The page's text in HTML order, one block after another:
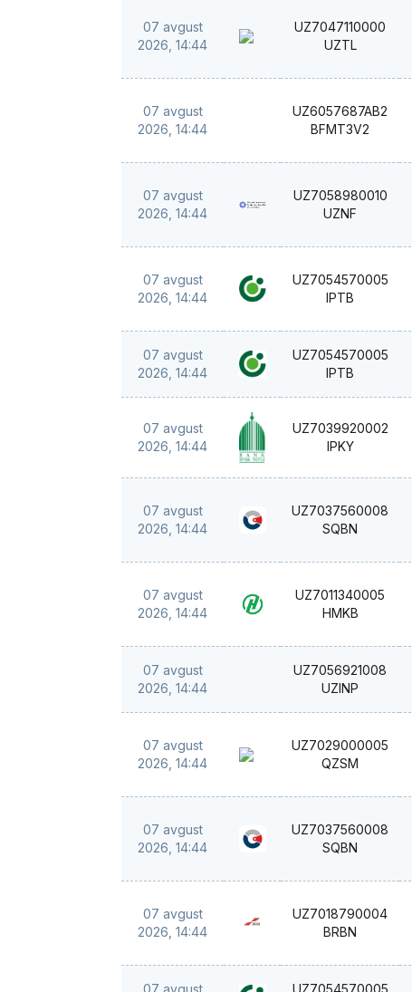
07 avgust
2026, 14:44
UZ7047110000
UZTL
07 avgust
2026, 14:44
UZ6057687AB2
BFMT3V2
07 avgust
2026, 14:44
UZ7058980010
UZNF
07 avgust
2026, 14:44
UZ7054570005
IPTB
07 avgust
2026, 14:44
UZ7054570005
IPTB
07 avgust
2026, 14:44
UZ7039920002
IPKY
07 avgust
2026, 14:44
UZ7037560008
SQBN
07 avgust
2026, 14:44
UZ7011340005
HMKB
07 avgust
2026, 14:44
UZ7056921008
UZINP
07 avgust
2026, 14:44
UZ7029000005
QZSM
07 avgust
2026, 14:44
UZ7037560008
SQBN
07 avgust
2026, 14:44
UZ7018790004
BRBN
07 avgust UZ7054570005